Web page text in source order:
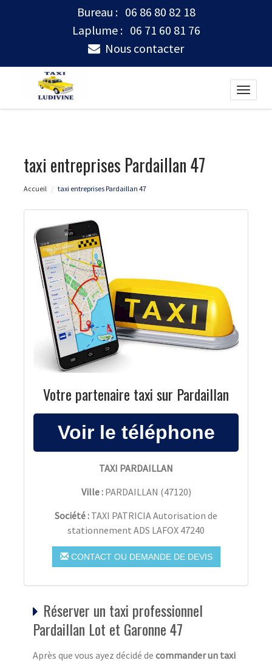
Bureau : 06 86 80 82 18
Laplume : 06 71 60 81 76
Nous contacter
Toggle
taxi entreprises Pardaillan 47
Accueil taxi entreprises Pardaillan 47
Votre partenaire taxi sur Pardaillan
TAXI PARDAILLAN
Ville : PARDAILLAN (47120)
Société : TAXI PATRICIA Autorisation de
stationnement ADS LAFOX 47240
CONTACT OU DEMANDE DE DEVIS
Réserver un taxi professionnel
Pardaillan Lot et Garonne 47
Après que vous ayez décidé de commander un taxi